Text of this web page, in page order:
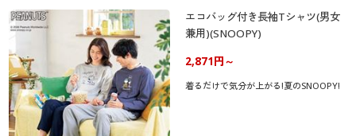
エコバッグ付き長袖Tシャツ(男女
兼用)(SNOOPY)
2,871円～
着るだけで気分が上がる!夏のSNOOPY!